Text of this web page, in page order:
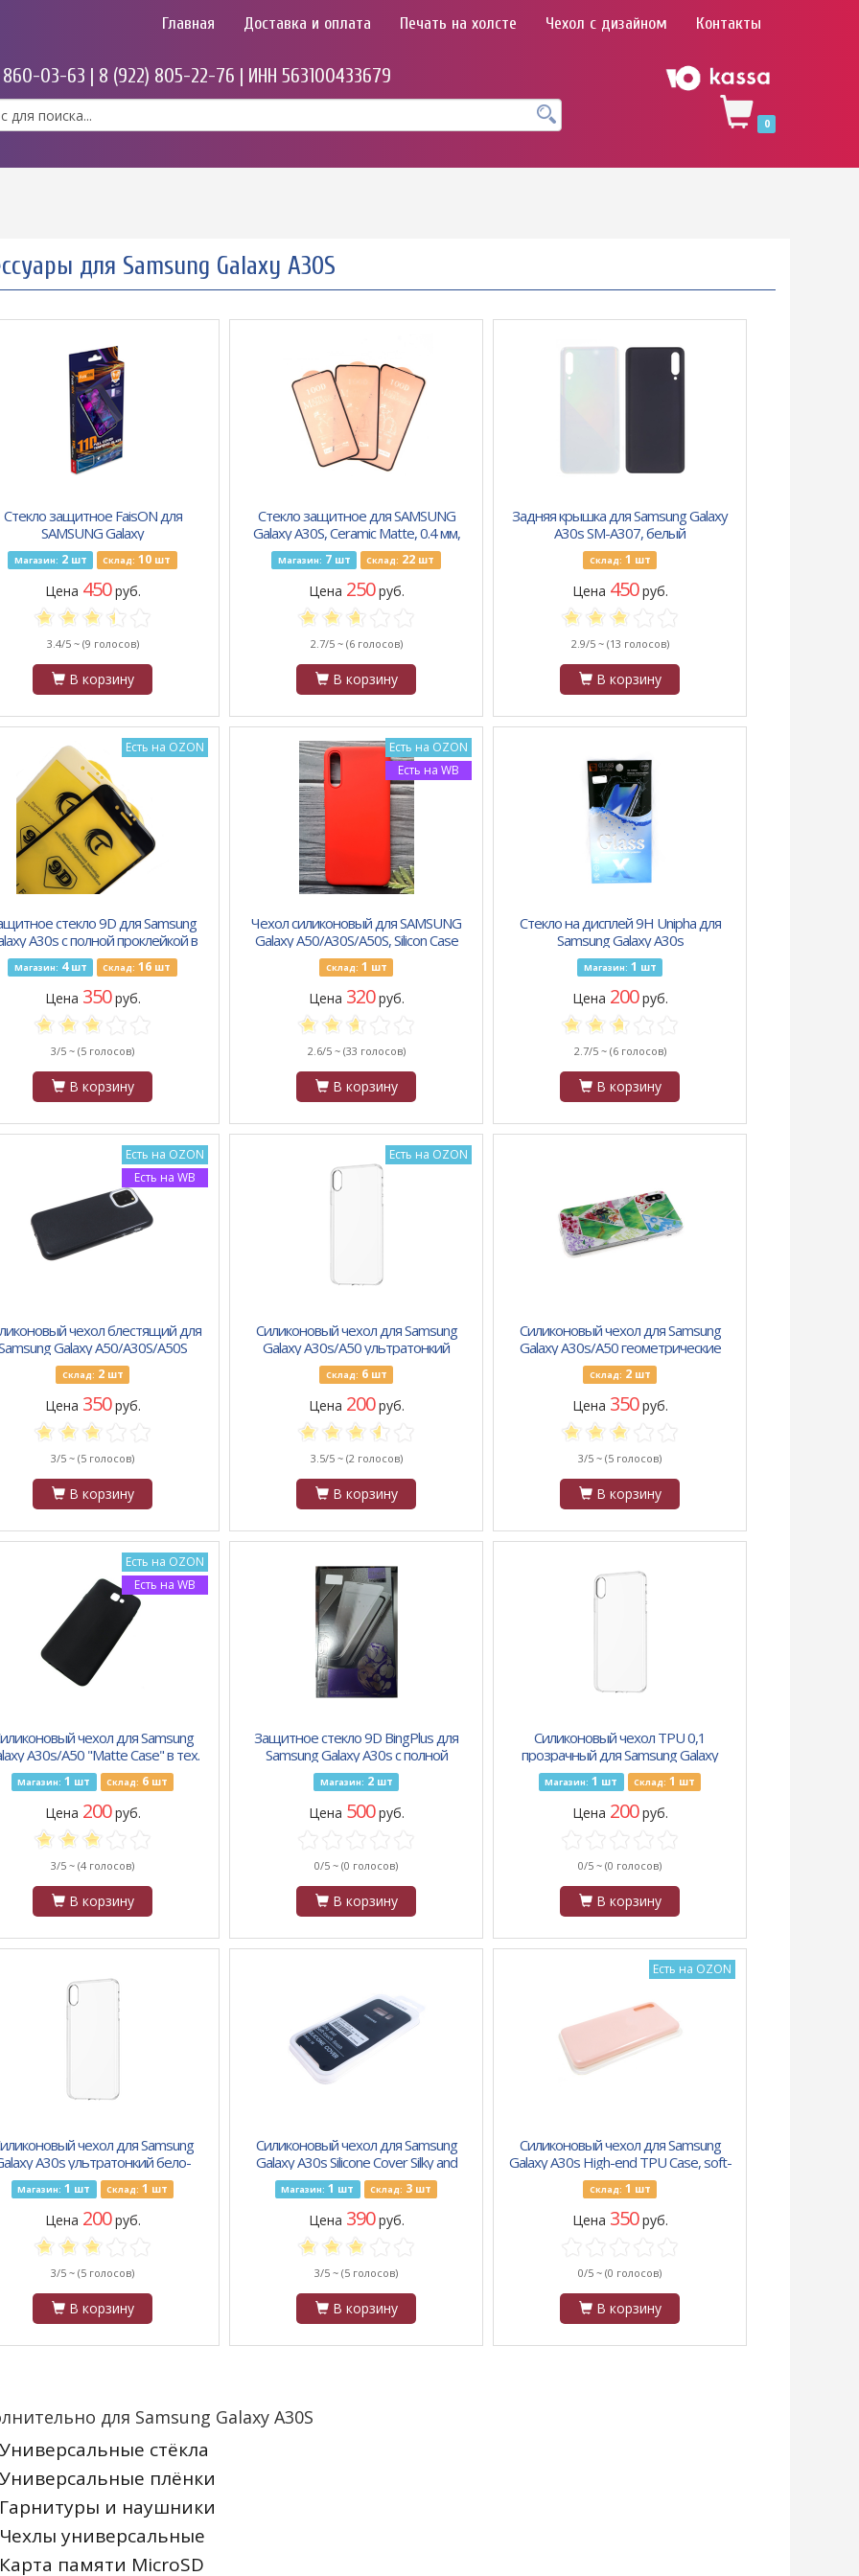
Главная Доставка и оплата Печать на холсте Чехол с дизайном Контакты
860-03-63 | 8 (922) 805-22-76 | ИНН 563100433679
0
для Samsung Galaxy A30S
Стекло защитное FaisON для
SAMSUNG Galaxy
M31/A30S/A40S/A50S, GL-07,
0.33 мм, 11D, чёрный
Магазин: 2шт Склад: 10 шт
Цена 450руб.
3.4/5 ~ (9 голосов)
В корзину
Стекло защитное для SAMSUNG
Galaxy A30S, Ceramic Matte, 0.4 мм,
2.5D, матовый, полн. клей, чёрный
Магазин: 7шт Склад: 22 шт
Цена 250руб.
2.7/5 ~ (6 голосов)
В корзину
Задняя крышка для Samsung Galaxy
A30s SM-A307, белый
Склад: 1 шт
Цена 450руб.
2.9/5 ~ (13 голосов)
В корзину
Есть на OZON
стекло 9D для Samsung
A30s с полной проклейкой в
тех. уп., черное
Магазин: 4шт Склад: 16 шт
Цена 350руб.
3/5 ~ (5 голосов)
В корзину
Есть на OZON
Есть на WB
Чехол силиконовый для SAMSUNG
Galaxy A50/A30S/A50S, Silicon Case
Full, тонкий, матовый, красный
Склад: 1 шт
Цена 320руб.
2.6/5 ~ (33 голосов)
В корзину
Стекло на дисплей 9H Unipha для
Samsung Galaxy A30s
Магазин: 1 шт
Цена 200руб.
2.7/5 ~ (6 голосов)
В корзину
Есть на OZON
Есть на WB
чехол блестящий для
Galaxy A50/A30S/A50S
(2019), черный
Склад: 2шт
Цена 350руб.
3/5 ~ (5 голосов)
В корзину
Есть на OZON
Силиконовый чехол для Samsung
Galaxy A30s/A50 ультратонкий
бело-прозрачный
Склад: 6шт
Цена 200руб.
3.5/5 ~ (2 голосов)
В корзину
Силиконовый чехол для Samsung
Galaxy A30s/A50 геометрические
фигуры, пр. борт, с рис. цветов,
зелены
Склад: 2шт
Цена 350руб.
3/5 ~ (5 голосов)
В корзину
Есть на OZON
Есть на WB
чехол для Samsung
A30s/A50 "Matte Case" в тех.
паке, черный
Магазин: 1 шт Склад: 6шт
Цена 200руб.
3/5 ~ (4 голосов)
В корзину
Защитное стекло 9D BingPlus для
Samsung Galaxy A30s с полной
проклейкой, черное
Магазин: 2шт
Цена 500руб.
0/5 ~ (0 голосов)
В корзину
Силиконовый чехол TPU 0,1
прозрачный для Samsung Galaxy
A30s
Магазин: 1 шт Склад: 1 шт
Цена 200руб.
0/5 ~ (0 голосов)
В корзину
чехол для Samsung
A30s ультратонкий бело-
прозрачный
Магазин: 1 шт Склад: 1 шт
Цена 200руб.
3/5 ~ (5 голосов)
В корзину
Силиконовый чехол для Samsung
Galaxy A30s Silicone Cover Silky and
Soft-touch finish, черный
Магазин: 1 шт Склад: 3шт
Цена 390руб.
3/5 ~ (5 голосов)
В корзину
Есть на OZON
Силиконовый чехол для Samsung
Galaxy A30s High-end TPU Case, soft-
touch, бархат, персиковый
Склад: 1 шт
Цена 350руб.
0/5 ~ (0 голосов)
В корзину
для Samsung Galaxy A30S
Универсальные стёкла
Универсальные плёнки
Гарнитуры и наушники
Чехлы универсальные
Карта памяти MicroSD